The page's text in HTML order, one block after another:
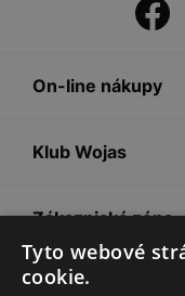
On-line nákupy
Klub Wojas
Zákaznická zóna
Společnost Wojas
Tyto webové
cookie.